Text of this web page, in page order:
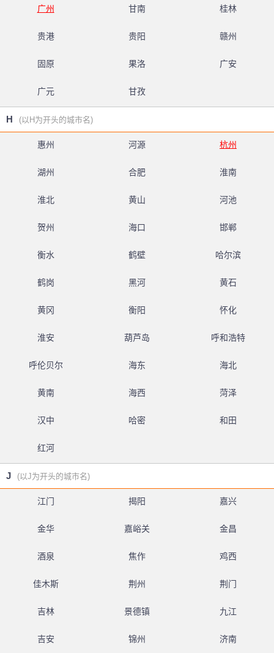
广州 甘南 桂林
贵港 贵阳 赣州
固原 果洛 广安
广元 甘孜
H (以H为开头的城市名)
惠州 河源 杭州
湖州 合肥 淮南
淮北 黄山 河池
贺州 海口 邯郸
衡水 鹤壁 哈尔滨
鹤岗 黑河 黄石
黄冈 衡阳 怀化
淮安 葫芦岛 呼和浩特
呼伦贝尔 海东 海北
黄南 海西 菏泽
汉中 哈密 和田
红河
J (以J为开头的城市名)
江门 揭阳 嘉兴
金华 嘉峪关 金昌
酒泉 焦作 鸡西
佳木斯 荆州 荆门
吉林 景德镇 九江
吉安 锦州 济南